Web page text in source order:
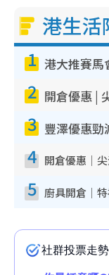
港生活
1
2
3
4
5